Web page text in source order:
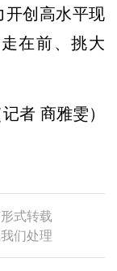
开创高水平现
在前、挑大
记者 商雅雯）
式转载
们处理